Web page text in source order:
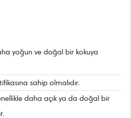
yoğun ve doğal bir kokuya
sahip olmalıdır.
daha açık ya da doğal bir